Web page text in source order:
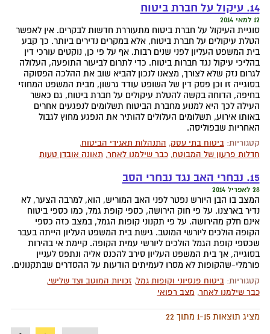
14. עיקול על חברת ביטוח
12 למאי 2014
סוגיית העיקול על חברת ביטוח מתעוררת חדשות לבקרים. אין לאפשר
הטלת עיקולים על חברת ביטוח, אלא במקרים נדירים ביותר. כך קבע
בית המשפט העליון לפני שנים רבות. אף על פי כן, נוקטים עורכי דין
בהליכי עיקול נגד חברות ביטוח. כדי לתרום לביעור התופעה, העלולה
לגרום נזק שלא לצורך, מצאנו לנכון להביא שוב את ההלכה הפסוקה
בסוגייה זו וכן פסק דין של השופט עודד גרשון, מבית המשפט המחוזי
בחיפה, הדוחה בקשה להטלת עיקולים על חברת ביטוח, גם כאשר
העילה לכך היא למנוע מחברת הביטוח תשלומים לנפגעים אחרים
באותו אירוע, תשלומים העלולים להותיר את הנפגע מחוץ לגבול
האחריות שבפוליסה.
קטגוריות:ביטוח בתי עסק, התנהלות תאגידי הביטוח,
חדלות פרעון של המבוטח,כבר שילמנו לאחר,תאונה אובדן טעות
15. נבחרי האב נגד נבחרי הסב
28 לאפריל 2014
המצב בו הבן היורש נפטר לפני האב המוריש, הוא, למרבה הצער, לא
נדיר בארצנו. על פי חוק הירושה, כספי קופת גמל, כמו כספי ביטוח
אינם חלק מהירושה. על פי תקנוני קופות הגמל, במצב כזה כספי
הקופה הולכים ליורשי המוטב. גישת בית המשפט העליון הייתה בעבר
שכספי קופת הגמל הולכים ליורשי עמית הקופה. קיימת אי בהירות
בסוגייה, אך בית המשפט העליון סירב להכנס אליה ונתפס לעניין
פורמלי-שהקופות לא מסרו לעמיתים הודעות על ההסדרים שבתקנונים.
קטגוריות:ביטוח פנסיוני וקופות גמל, זכויות המוטב וצד שלישי,
כבר שילמנו לאחר, מצב רפואי
מציג תוצאות 1-15 מתוך 22